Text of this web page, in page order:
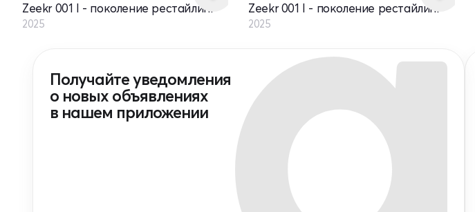
Zeekr 001 I - поколение рестайлинг
2025
Zeekr 001 I - поколение рестайлинг
2025
Получайте уведомления
о новых объявлениях
в нашем приложении